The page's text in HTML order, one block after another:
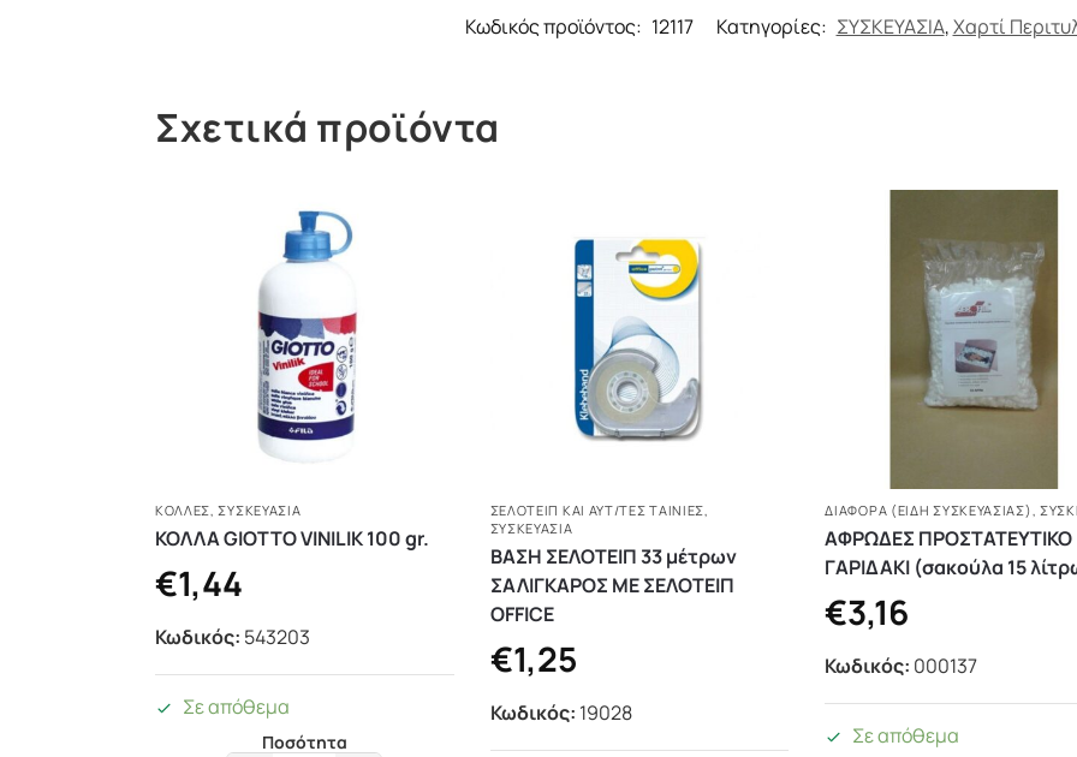
Κωδικός προϊόντος: 12117 Κατηγορίες: ΣΥΣΚΕΥΑΣΙΑ,Χαρτί
Σχετικά προϊόντα
ΚΌΛΛΕΣ ,ΣΥΣΚΕΥΑΣΙΑ
ΚΟΛΛΑ GIOTTO VINILIK 100 gr.
€1,44
Κωδικός: 543203
Σε απόθεμα
Ποσότητα
ΣΕΛΟΤΕΙΠ ΚΑΙ ΑΥΤ/ΤΕΣ ΤΑΙΝΙΕΣ
ΣΥΣΚΕΥΑΣΙΑ
ΒΑΣΗ ΣΕΛΟΤΕΙΠ 33 μέτρων
ΣΑΛΙΓΚΑΡΟΣ ΜΕ ΣΕΛΟΤΕΙΠ
OFFICE
€1,25
Κωδικός: 19028
ΔΙΆΦΟΡΑ (ΕΊΔΗ ΣΥΣΚΕΥΑΣΊΑΣ)
ΑΦΡΩΔΕΣ ΠΡΟΣΤΑΤΕΥΤΙΚΟ
ΓΑΡΙΔΑΚΙ (σακούλα 15
€3,16
Κωδικός: 000137
Σε απόθεμα